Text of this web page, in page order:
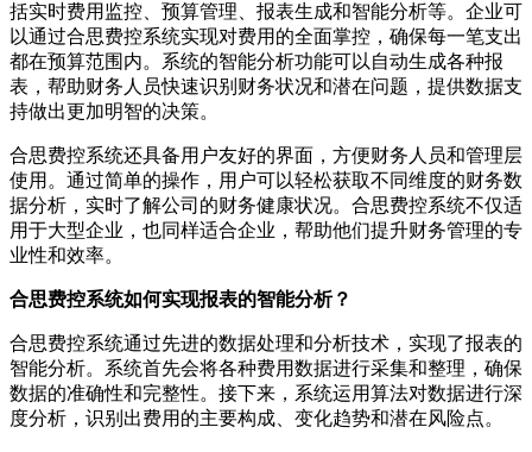
括实时费用监控、预算管理、报表生成和智能分析等。企业可
以通过合思费控系统实现对费用的全面掌控，确保每一笔支出
都在预算范围内。系统的智能分析功能可以自动生成各种报
表，帮助财务人员快速识别财务状况和潜在问题，提供数据支
持做出更加明智的决策。
合思费控系统还具备用户友好的界面，方便财务人员和管理层
使用。通过简单的操作，用户可以轻松获取不同维度的财务数
据分析，实时了解公司的财务健康状况。合思费控系统不仅适
用于大型企业，也同样适合企业，帮助他们提升财务管理的专
业性和效率。
合思费控系统如何实现报表的智能分析？
合思费控系统通过先进的数据处理和分析技术，实现了报表的
智能分析。系统首先会将各种费用数据进行采集和整理，确保
数据的准确性和完整性。接下来，系统运用算法对数据进行深
度分析，识别出费用的主要构成、变化趋势和潜在风险点。